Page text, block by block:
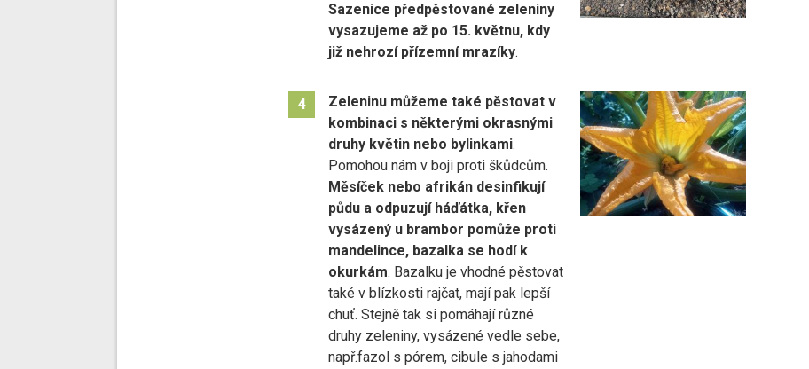
Sazenice předpěstované zeleniny
vysazujeme až po 15. květnu, kdy
již nehrozí přízemní mrazíky.
4
Zeleninu můžeme také pěstovat v
kombinaci s některými okrasnými
druhy květin nebo bylinkami.
Pomohou nám v boji proti škůdcům.
Měsíček nebo afrikán desinfikují
půdu a odpuzují háďátka, křen
vysázený u brambor pomůže proti
mandelince, bazalka se hodí k
okurkám. Bazalku je vhodné pěstovat
také v blízkosti rajčat, mají pak lepší
chuť. Stejně tak si pomáhají různé
druhy zeleniny, vysázené vedle sebe,
např.fazol s pórem, cibule s jahodami